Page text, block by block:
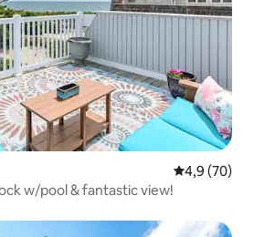
Gemiddelde
4,9 (70)
w/pool & fantastic view!